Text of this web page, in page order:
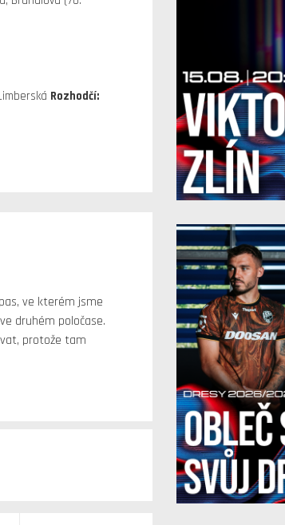
Rozhodčí:
ve kterém jsme
druhém poločase.
protože tam